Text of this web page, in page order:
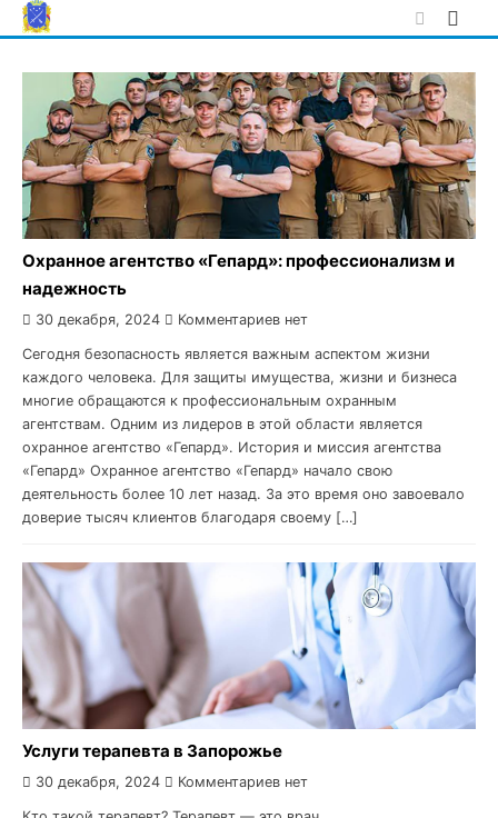
Skip
to
Охранное агентство «Гепард»: профессионализм и
надежность
30 декабря, 2024 Комментариев нет
Сегодня безопасность является важным аспектом жизни
каждого человека. Для защиты имущества, жизни и бизнеса
многие обращаются к профессиональным охранным
агентствам. Одним из лидеров в этой области является
охранное агентство «Гепард». История и миссия агентства
«Гепард» Охранное агентство «Гепард» начало свою
деятельность более 10 лет назад. За это время оно завоевало
доверие тысяч клиентов благодаря своему […]
Услуги терапевта в Запорожье
30 декабря, 2024 Комментариев нет